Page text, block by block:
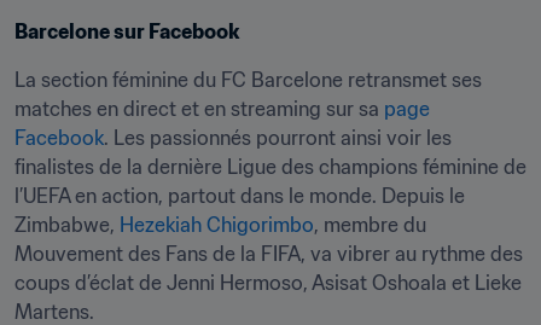
Barcelone sur Facebook
La section féminine du FC Barcelone retransmet ses
matches en direct et en streaming sur sa page
Facebook. Les passionnés pourront ainsi voir les
finalistes de la dernière Ligue des champions féminine de
l’UEFA en action, partout dans le monde. Depuis le
Zimbabwe, Hezekiah Chigorimbo, membre du
Mouvement des Fans de la FIFA, va vibrer au rythme des
coups d’éclat de Jenni Hermoso, Asisat Oshoala et Lieke
Martens.